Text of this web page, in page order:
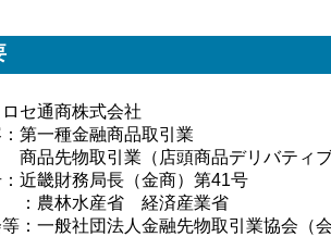
セ通商株式会社
第一種金融商品取引業
物取引業（店頭商品デリバティブ
近畿財務局長（金商）第41号
林水産省 経済産業省
：一般社団法人金融先物取引業協会（